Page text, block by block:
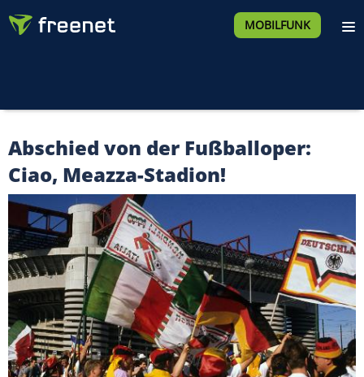
MOBILFUNK
Abschied von der Fußballoper:
Ciao, Meazza-Stadion!